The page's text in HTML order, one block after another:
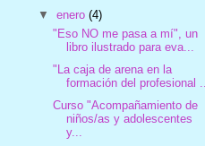
▼enero(4)
"Eso NO me pasa a mí", un
libro ilustrado para eva...
"La caja de arena en la
formación del profesional ...
Curso "Acompañamiento de
niños/as y adolescentes
y...